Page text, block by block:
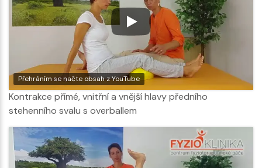
Přehráním se načte obsah z YouTube
Kontrakce přímé, vnitřní a vnější hlavy předního
stehenního svalu s overballem